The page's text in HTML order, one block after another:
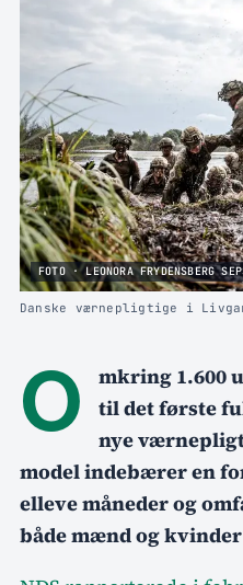
FOTO · LEONORA FRYDENSBERG
Danske værnepligtige i
O
mkring 1.600
til det første
nye
model indebærer en
elleve måneder og
både mænd og